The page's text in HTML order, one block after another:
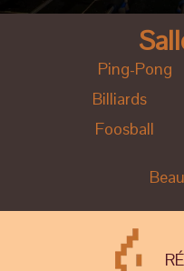
Ping-
Billiards
Foosball